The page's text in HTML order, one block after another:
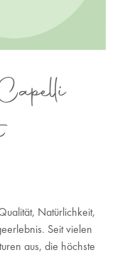
Natürlichkeit,
Seit vielen
aus, die höchste